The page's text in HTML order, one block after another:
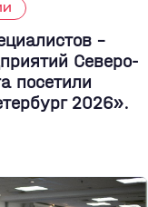
–
Северо-
посетили
2026».